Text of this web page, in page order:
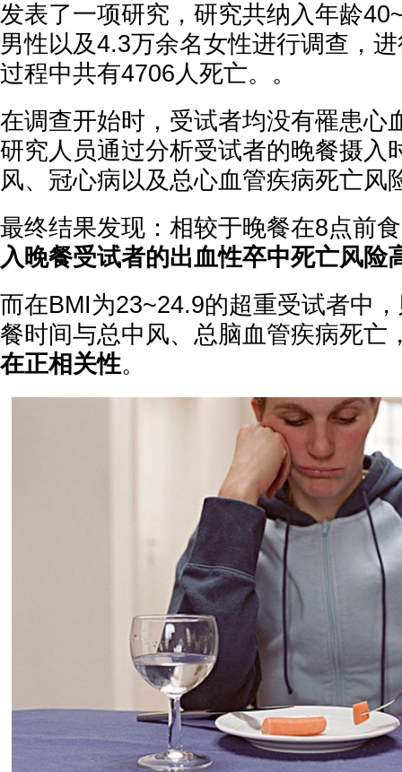
发表了一项研究，研究共纳入年龄
男性以及4.3万余名女性进行调查，
过程中共有4706人死亡。。
在调查开始时，受试者均没有罹患心
研究人员通过分析受试者的晚餐摄入
风、冠心病以及总心血管疾病死亡风
最终结果发现：相较于晚餐在8点前
入晚餐受试者的出血性卒中死亡风险
而在BMI为23~24.9的超重受试者中
餐时间与总中风、总脑血管疾病死亡
在正相关性。